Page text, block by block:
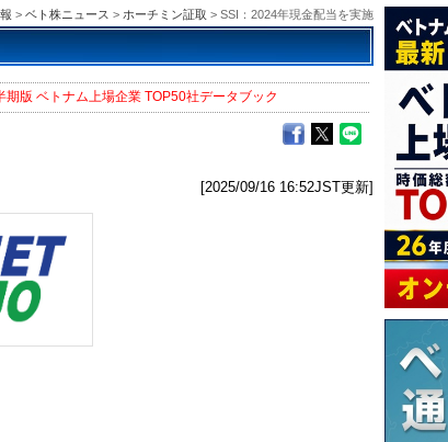
> ベト株ニュース > ホーチミン証取 > SSI：2024年現金配当を実施
版 ベトナム上場企業 TOP50社データブック
[2025/09/16 16:52JST更新]